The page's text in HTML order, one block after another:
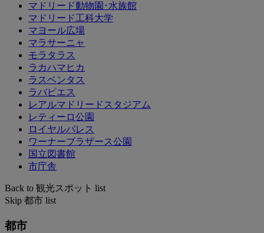
マドリード動物園･水族館
マドリード工科大学
マヨール広場
マラサーニャ
モラタラス
ラカハマヒカ
ラスベンタス
ラバピエス
レアルマドリードスタジアム
レティーロ公園
ロイヤルパレス
ワーナーブラザース公園
国立図書館
市庁舎
Back to 観光スポット list
Skip 都市 list
都市